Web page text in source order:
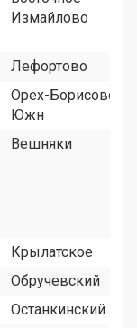
Измайлово
Лефортово
Орех-Борисово
Южн
Вешняки
Крылатское
Обручевский
Останкинский